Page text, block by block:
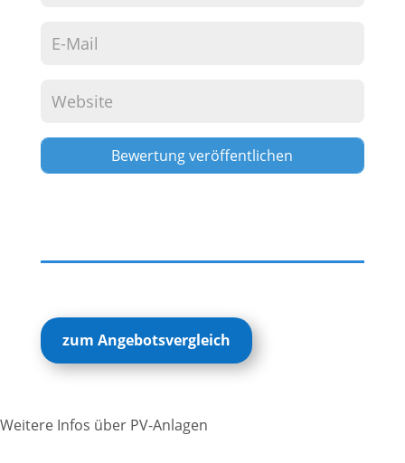
zum Angebotsvergleich
Weitere Infos über PV-Anlagen